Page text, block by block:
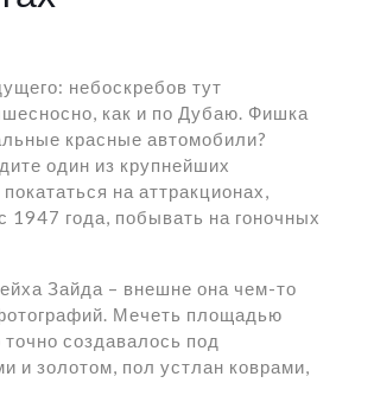
небоскребов тут
как и по Дубаю. Фишка
красные автомобили?
один из крупнейших
на аттракционах,
года, побывать на гоночных
Зайда – внешне она чем-то
Мечеть площадью
создавалось под
и золотом, пол устлан коврами,